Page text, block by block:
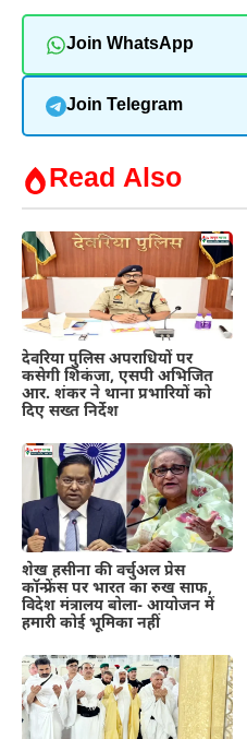
Join WhatsApp
Join Telegram
Read Also
देवरिया पुलिस अपराधियों पर
कसेगी शिकंजा, एसपी अभिजित
आर. शंकर ने थाना प्रभारियों को
दिए सख्त निर्देश
शेख हसीना की वर्चुअल प्रेस
कॉन्फ्रेंस पर भारत का रुख साफ,
विदेश मंत्रालय बोला- आयोजन में
हमारी कोई भूमिका नहीं